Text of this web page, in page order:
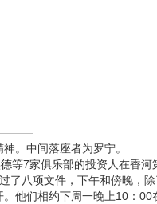
。中间落座者为罗宁。
等7家俱乐部的投资人在香河
了八项文件，下午和傍晚，除
他们相约下周一晚上10：00